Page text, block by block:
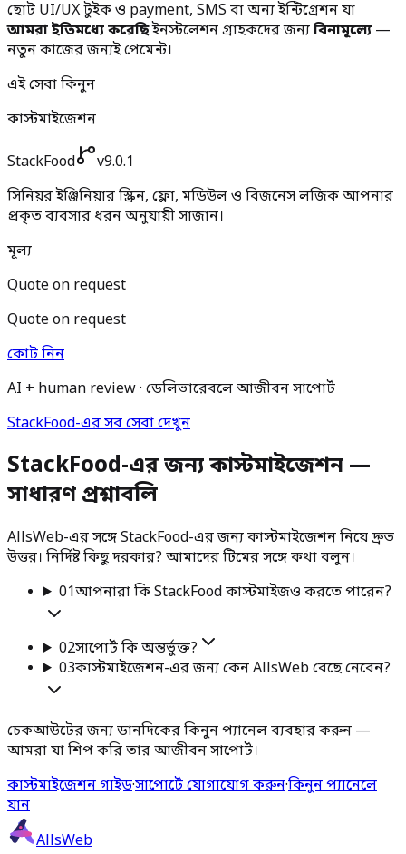
ছোট UI/UX টুইক ও payment, SMS বা অন্য ইন্টিগ্রেশন যা
আমরা ইতিমধ্যে করেছিইনস্টলেশন গ্রাহকদের জন্যবিনামূল্যে —
নতুন কাজের জন্যই পেমেন্ট।
এই সেবা কিনুন
কাস্টমাইজেশন
StackFood
v9.0.1
সিনিয়র ইঞ্জিনিয়ার স্ক্রিন, ফ্লো, মডিউল ও বিজনেস লজিক আপনার
প্রকৃত ব্যবসার ধরন অনুযায়ী সাজান।
মূল্য
Quote on request
Quote on request
কোট নিন
AI + human review · ডেলিভারেবলে আজীবন সাপোর্ট
StackFood-এর সব সেবা দেখুন
StackFood-এর জন্য কাস্টমাইজেশন —
সাধারণ প্রশ্নাবলি
AllsWeb-এর সঙ্গে StackFood-এর জন্য কাস্টমাইজেশন নিয়ে দ্রুত
উত্তর। নির্দিষ্ট কিছু দরকার? আমাদের টিমের সঙ্গে কথা বলুন।
01আপনারা কি StackFood কাস্টমাইজও করতে পারেন?
02সাপোর্ট কি অন্তর্ভুক্ত?
03কাস্টমাইজেশন-এর জন্য কেন AllsWeb বেছে নেবেন?
চেকআউটের জন্য ডানদিকের কিনুন প্যানেল ব্যবহার করুন —
আমরা যা শিপ করি তার আজীবন সাপোর্ট।
কাস্টমাইজেশন গাইড·সাপোর্টে যোগাযোগ করুন·কিনুন প্যানেলে
যান
AllsWeb